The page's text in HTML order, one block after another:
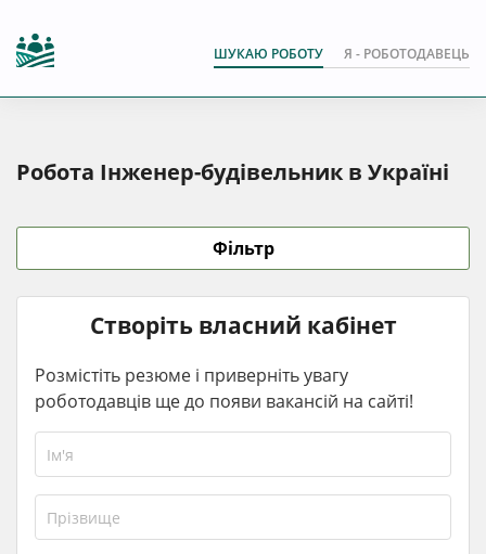
ШУКАЮ РОБОТУ Я - РОБОТОДАВЕЦЬ
Робота Інженер-будівельник в Україні
Фільтр
Створіть власний кабінет
Розмістіть резюме і приверніть увагу
роботодавців ще до появи вакансій на сайті!